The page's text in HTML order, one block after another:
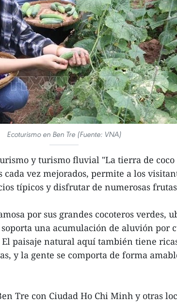
Ecoturismo en Ben Tre (Fuente: VNA)
y turismo fluvial "La tierra de coco
cada vez mejorados, permite a los
típicos y disfrutar de numerosas
por sus grandes cocoteros verdes,
una acumulación de aluvión por
paisaje natural aquí también tiene
y la gente se comporta de forma
Tre con Ciudad Ho Chi Minh y otras